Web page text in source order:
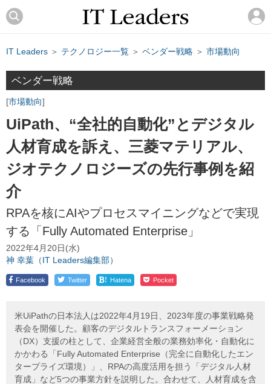
IT Leaders ＞ テクノロジー一覧 ＞ ベンダー戦略 ＞ 市場動向
ベンダー戦略
市場動向
UiPath、“全社的自動化”とデジタル
人材育成を訴え、三菱マテリアル、
ジオテクノロジーズの先行事例を紹
介
RPAを核にAIやプロセスマイニングなどで実現
する「Fully Automated Enterprise」
2022年4月20日(水)
神 幸葉（IT Leaders編集部）
Facebook Twitter ! Hatena Pocket
米UiPathの日本法人は2022年4月19日、2023年度の事業戦略発
表会を開催した。顧客のデジタルトランスフォーメーション
（DX）支援の柱として、企業経営全般の業務効率化・自動化に
かかわる「Fully Automated Enterprise（完全に自動化したエン
タープライズ環境）」、RPAの高度活用を担う「デジタル人材
育成」など5つの事業方針を説明した。合わせて、人材育成を含